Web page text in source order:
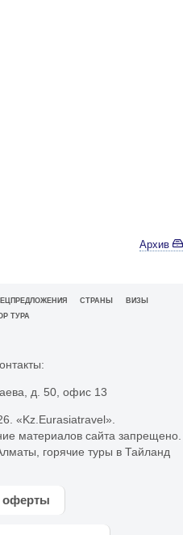
Архив
СТРАНЫ
ВИЗЫ
ТУРА
д. 50, офис 13
«Kz.Eurasiatravel».
материалов сайта запрещено.
горячие туры в Тайланд
оферты